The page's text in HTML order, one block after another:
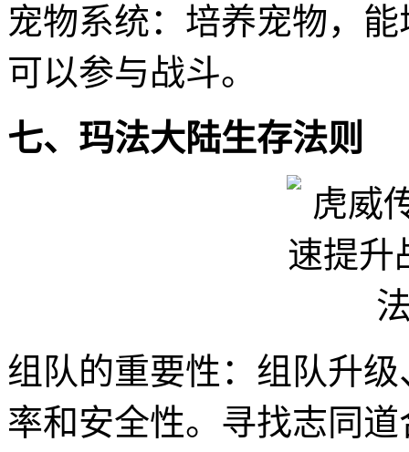
宠物系统：培养宠物，
可以参与战斗。
七、玛法大陆生存法则
组队的重要性：组队升
率和安全性。寻找志同